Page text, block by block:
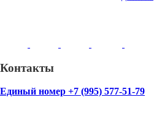
Контакты
Единый номер +7 (995) 577-51-79